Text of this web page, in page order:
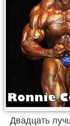
Двадцать